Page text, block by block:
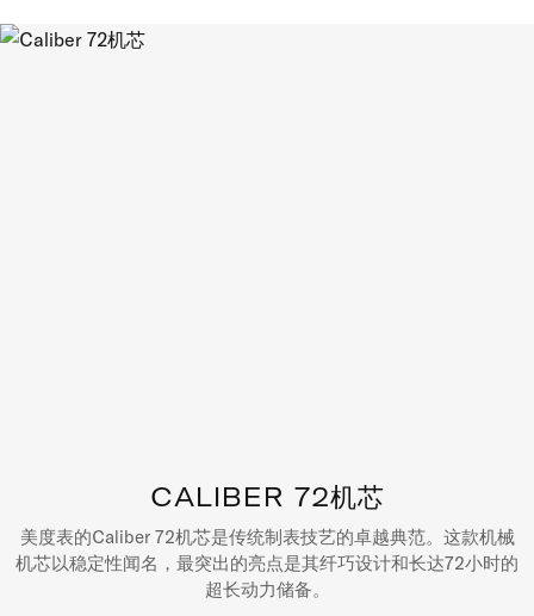
CALIBER 72机芯
美度表的Caliber 72机芯是传统制表技艺的卓越典范。这款机械
机芯以稳定性闻名，最突出的亮点是其纤巧设计和长达72小时的
超长动力储备。